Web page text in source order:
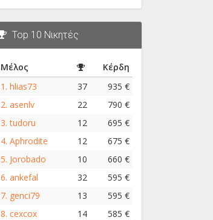
Top 10 Νικητές
Μέλος
Κέρδη
1. hlias73 37
935 €
2. asenlv 22
790 €
3.tudoru 12
695 €
4. Aphrodite 12
675 €
5. Jorobado 10
660 €
6. ankefal 32
595 €
7. genci79 13
595 €
8. cexcox 14
585 €